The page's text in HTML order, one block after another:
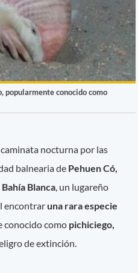
popularmente conocido como
nocturna por las
balnearia de Pehuen Có,
Blanca , un lugareño
encontrar una rara especie
conocido como pichiciego,
de extinción.